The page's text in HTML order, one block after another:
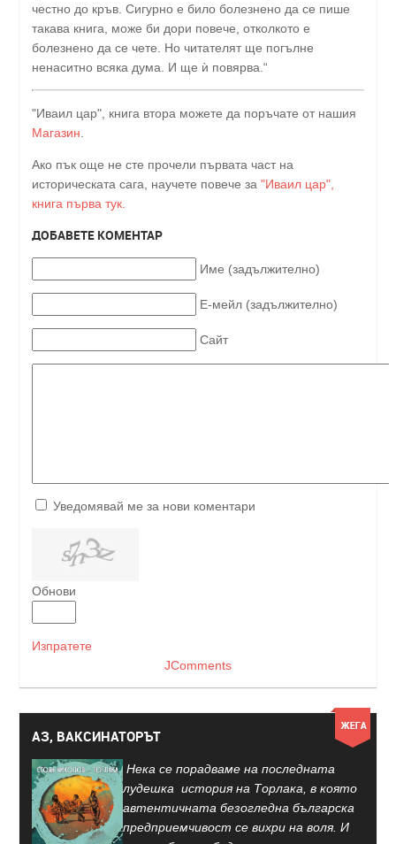
честно до кръв. Сигурно е било болезнено да се пише
такава книга, може би дори повече, отколкото е
болезнено да се чете. Но читателят ще погълне
ненаситно всяка дума. И ще ѝ повярва.“
"Иваил цар", книга втора можете да поръчате от нашия
Магазин
Ако пък още не сте прочели първата част на
историческата сага, научете повече за "Иваил цар",
книга първа тук.
ДОБАВЕТЕ КОМЕНТАР
Име (задължително)
Е-мейл (задължително)
Сайт
Уведомявай ме за нови коментари
Обнови
Изпратете
JComments
АЗ, ВАКСИНАТОРЪТ
Нека се порадваме на последната
лудешка история на Торлака, в която
автентичната безогледна българска
предприемчивост се вихри на воля. И